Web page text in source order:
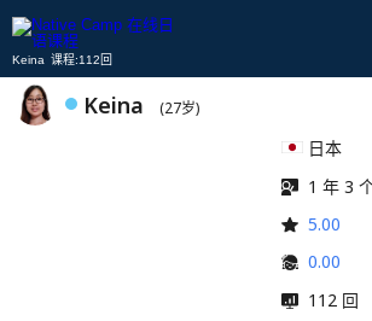
Keina 课程:112回
Keina (27岁)
日本
1 年 3
5.00
0.00
112 回